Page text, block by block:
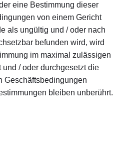
eine Bestimmung dieser
von einem Gericht
als ungültig und / oder nach
befunden wird, wird
im maximal zulässigen
/ oder durchgesetzt die
Geschäftsbedingungen
bleiben unberührt.